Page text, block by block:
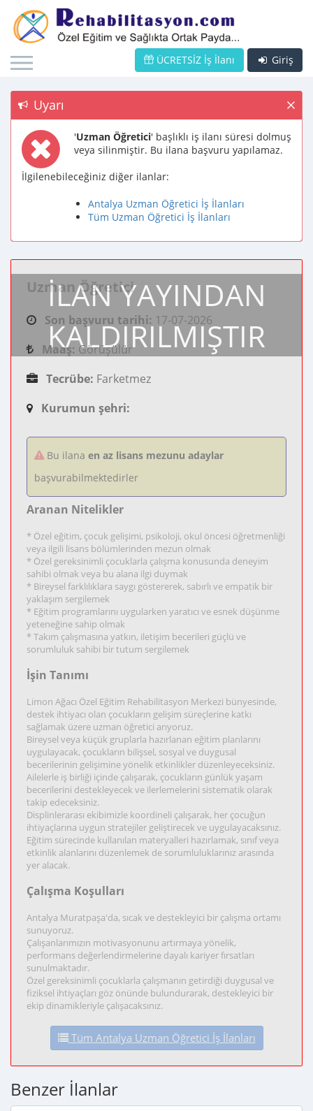
Giriş
ÜCRETSİZ İş İlanı
Uyarı
'Uzman Öğretici' başlıklı iş ilanı süresi dolmuş
veya silinmiştir. Bu ilana başvuru yapılamaz.
İlgilenebileceğiniz diğer ilanlar:
Antalya Uzman Öğretici İş İlanları
Tüm Uzman Öğretici İş İlanları
İLAN YAYINDAN
KALDIRILMIŞTIR
Uzman Öğretici
Son başvuru tarihi: 17-07-2026
Maaş: Görüşülür
Tecrübe: Farketmez
Kurumun şehri:
Bu ilana en az lisans mezunu adaylar
başvurabilmektedirler
Aranan Nitelikler
* Özel eğitim, çocuk gelişimi, psikoloji, okul öncesi öğretmenliği
veya ilgili lisans bölümlerinden mezun olmak
* Özel gereksinimli çocuklarla çalışma konusunda deneyim
sahibi olmak veya bu alana ilgi duymak
* Bireysel farklılıklara saygı göstererek, sabırlı ve empatik bir
yaklaşım sergilemek
* Eğitim programlarını uygularken yaratıcı ve esnek düşünme
yeteneğine sahip olmak
* Takım çalışmasına yatkın, iletişim becerileri güçlü ve
sorumluluk sahibi bir tutum sergilemek
İşin Tanımı
Limon Ağacı Özel Eğitim Rehabilitasyon Merkezi bünyesinde,
destek ihtiyacı olan çocukların gelişim süreçlerine katkı
sağlamak üzere uzman öğretici arıyoruz.
Bireysel veya küçük gruplarla hazırlanan eğitim planlarını
uygulayacak, çocukların bilişsel, sosyal ve duygusal
becerilerinin gelişimine yönelik etkinlikler düzenleyeceksiniz.
Ailelerle iş birliği içinde çalışarak, çocukların günlük yaşam
becerilerini destekleyecek ve ilerlemelerini sistematik olarak
takip edeceksiniz.
Displinlerarası ekibimizle koordineli çalışarak, her çocuğun
ihtiyaçlarına uygun stratejiler geliştirecek ve uygulayacaksınız.
Eğitim sürecinde kullanılan materyalleri hazırlamak, sınıf veya
etkinlik alanlarını düzenlemek de sorumluluklarınız arasında
yer alacak.
Çalışma Koşulları
Antalya Muratpaşa'da, sıcak ve destekleyici bir çalışma ortamı
sunuyoruz.
Çalışanlarımızın motivasyonunu artırmaya yönelik,
performans değerlendirmelerine dayalı kariyer fırsatları
sunulmaktadır.
Özel gereksinimli çocuklarla çalışmanın getirdiği duygusal ve
fiziksel ihtiyaçları göz önünde bulundurarak, destekleyici bir
ekip dinamikleriyle çalışacaksınız.
Tüm Antalya Uzman Öğretici İş İlanları
Benzer İlanlar